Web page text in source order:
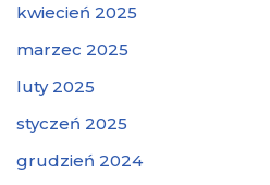
kwiecień 2025
marzec 2025
luty 2025
styczeń 2025
grudzień 2024